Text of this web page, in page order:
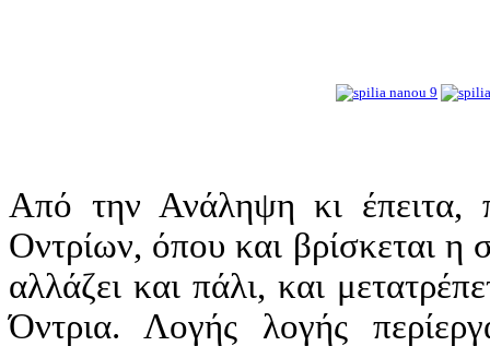
Από την Ανάληψη κι έπειτα,
Οντρίων, όπου και βρίσκεται
αλλάζει και πάλι, και
Όντρια. Λογής λογής